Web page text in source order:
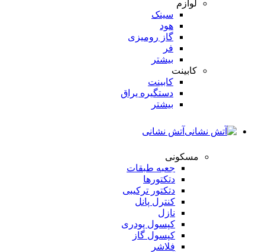
لوازم
سینک
هود
گاز رومیزی
فر
بیشتر
کابینت
کابینت
دستگیره یراق
بیشتر
آتش نشانی
مسکونی
جعبه طبقات
دتکتورها
دتکتور ترکیبی
کنترل پانل
نازل
کپسول پودری
کپسول گاز
فلاشر